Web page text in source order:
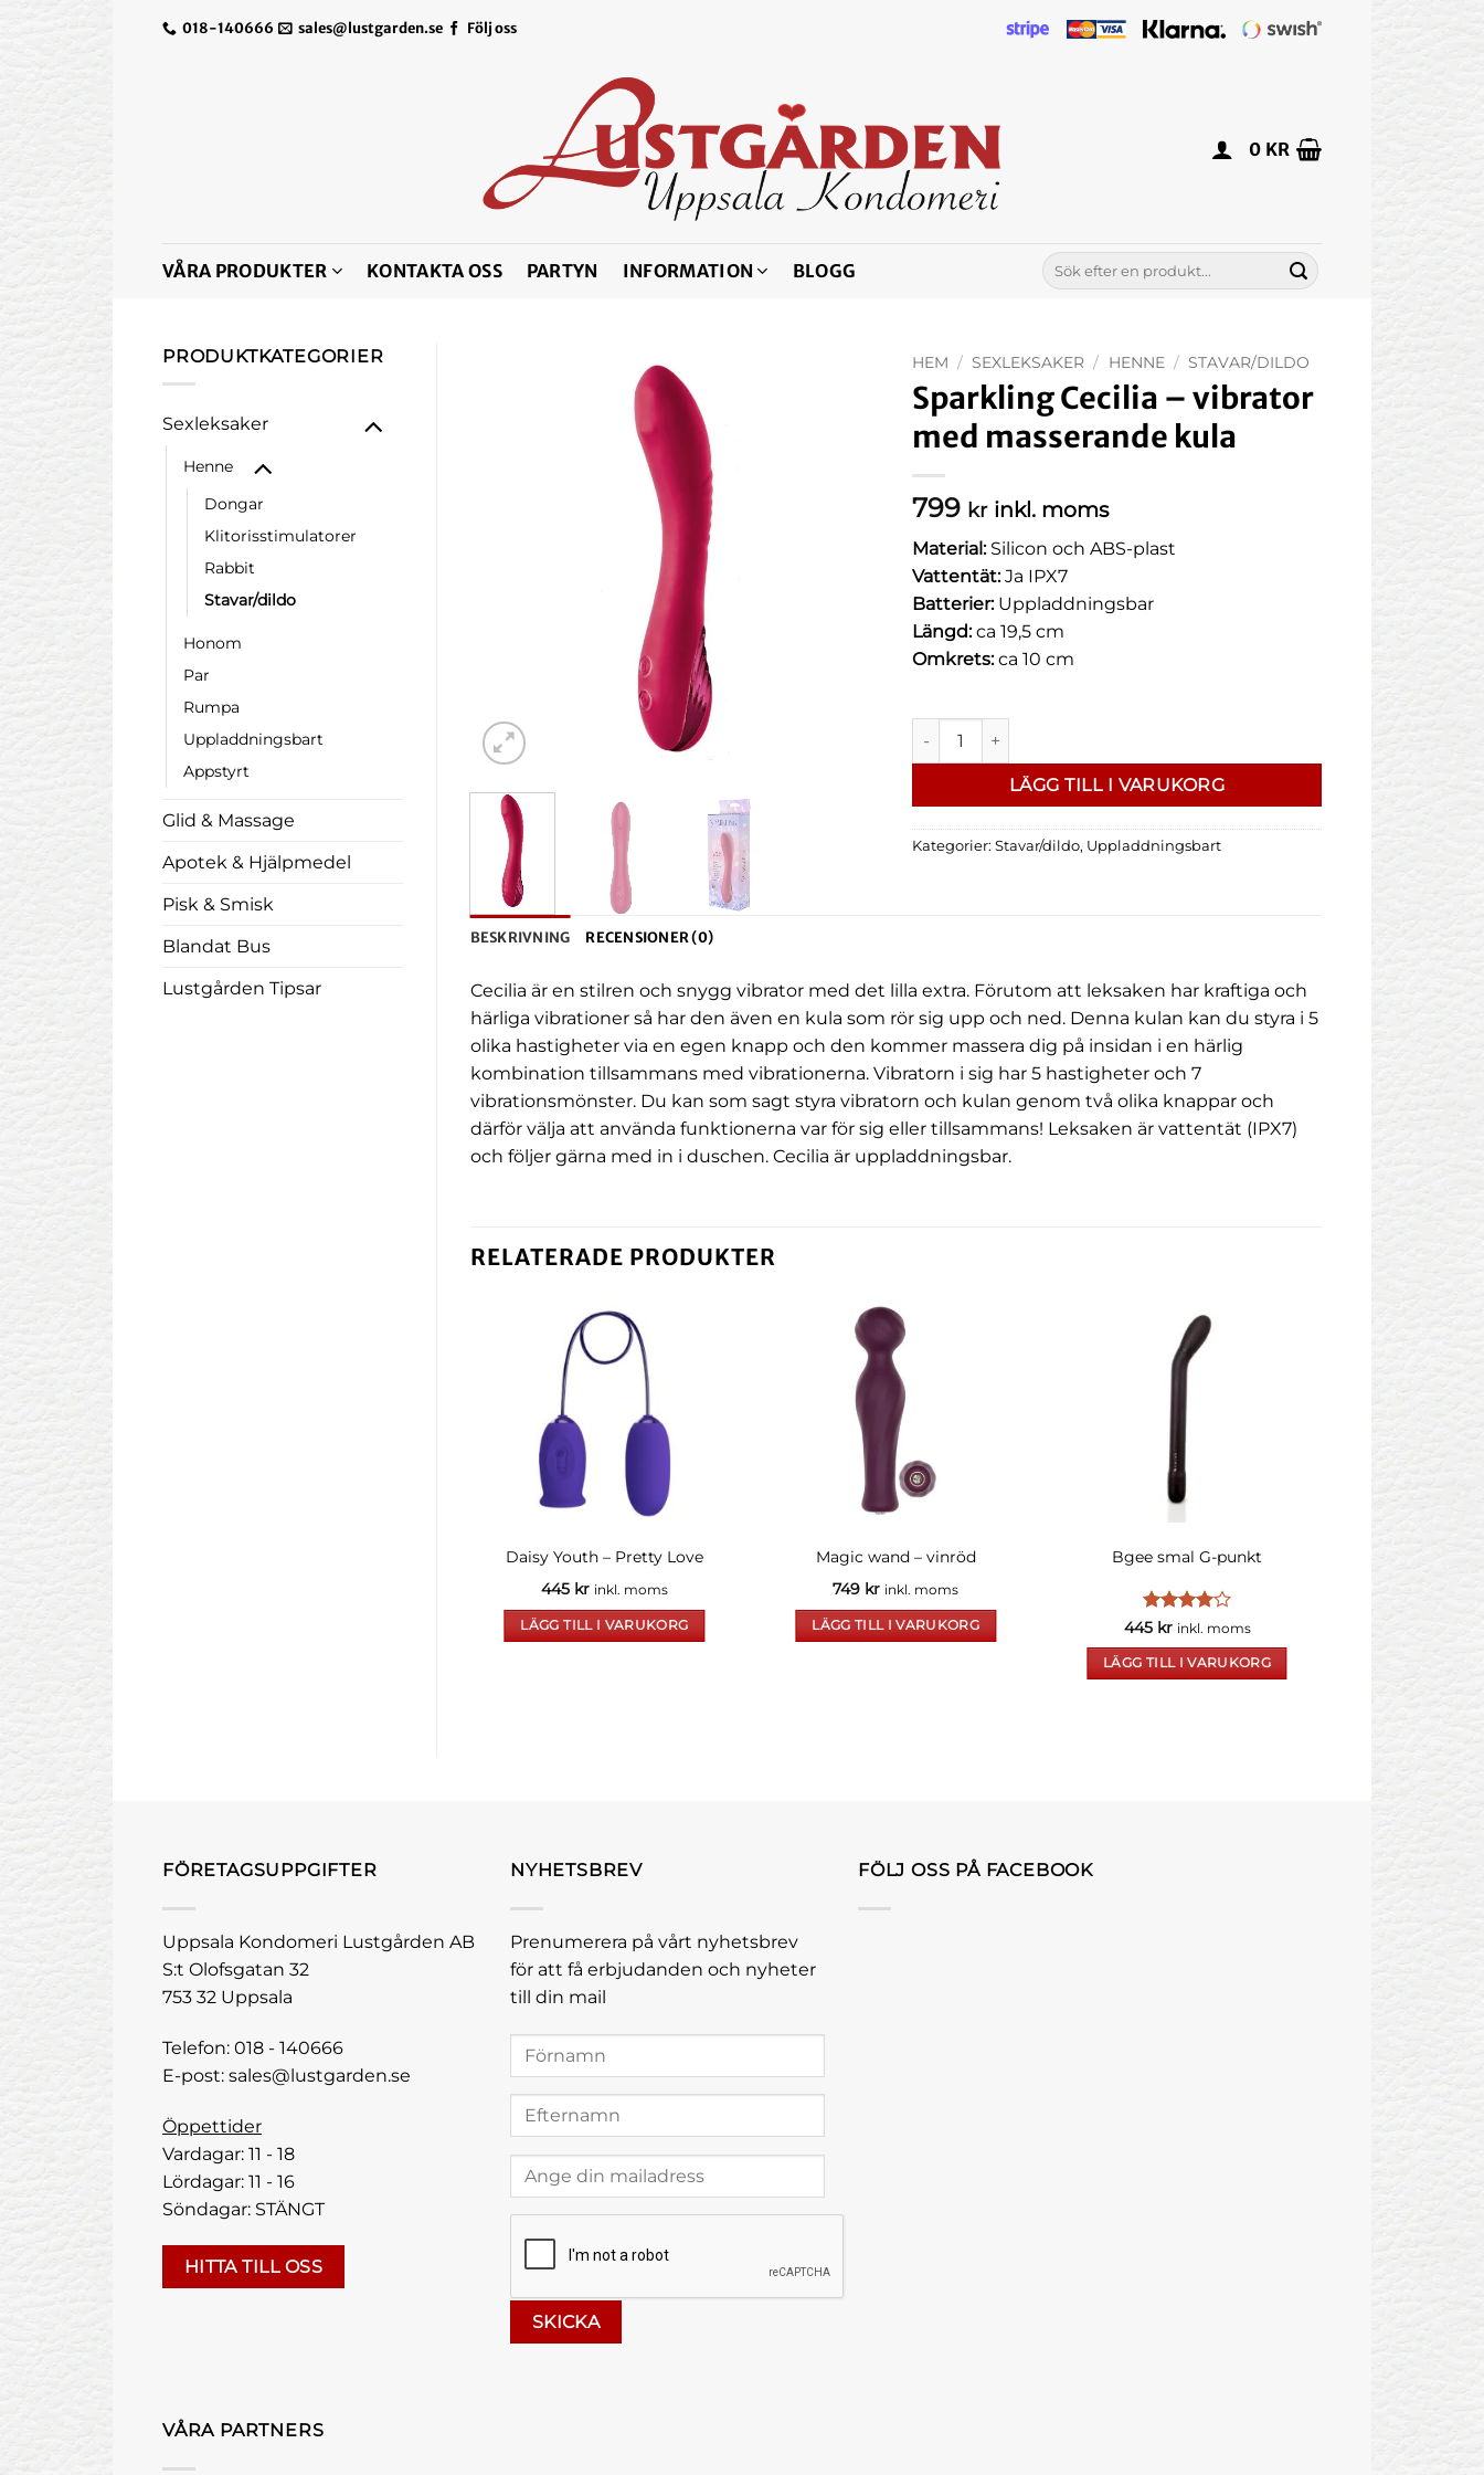
018-140666 sales@lustgarden.se Följ oss
0 KR
VÅRA PRODUKTER KONTAKTA OSS PARTYN INFORMATION BLOGG
Sök
efter:
PRODUKTKATEGORIER
Sexleksaker
Henne
Dongar
Klitorisstimulatorer
Rabbit
Stavar/dildo
Honom
Par
Rumpa
Uppladdningsbart
Appstyrt
Glid & Massage
Apotek & Hjälpmedel
Pisk & Smisk
Blandat Bus
Lustgården Tipsar
HEM / SEXLEKSAKER / HENNE / STAVAR/DILDO
Sparkling Cecilia – vibrator
med masserande kula
799 kr inkl. moms
Material:Silicon och ABS-plast
Vattentät:Ja IPX7
Batterier: Uppladdningsbar
Längd:ca 19,5 cm
Omkrets:ca 10 cm
Sparkling Cecilia - vibrator med masserande kula mängd
LÄGG TILL I VARUKORG
Kategorier:Stavar/dildo, Uppladdningsbart
BESKRIVNING RECENSIONER (0)
Cecilia är en stilren och snygg vibrator med det lilla extra. Förutom att leksaken har kraftiga och
härliga vibrationer så har den även en kula som rör sig upp och ned. Denna kulan kan du styra i 5
olika hastigheter via en egen knapp och den kommer massera dig på insidan i en härlig
kombination tillsammans med vibrationerna. Vibratorn i sig har 5 hastigheter och 7
vibrationsmönster. Du kan som sagt styra vibratorn och kulan genom två olika knappar och
därför välja att använda funktionerna var för sig eller tillsammans! Leksaken är vattentät (IPX7)
och följer gärna med in i duschen. Cecilia är uppladdningsbar.
RELATERADE PRODUKTER
Daisy Youth – Pretty Love
445 kr inkl. moms
LÄGG TILL I VARUKORG
Magic wand – vinröd
749 kr inkl. moms
LÄGG TILL I VARUKORG
Bgee smal G-punkt
Betygsatt
445 kr inkl. moms
LÄGG TILL I VARUKORG
FÖRETAGSUPPGIFTER
Uppsala Kondomeri Lustgården AB
S:t Olofsgatan 32
753 32 Uppsala
Telefon: 018 - 140666
E-post: sales@lustgarden.se
Öppettider
Vardagar: 11 - 18
Lördagar: 11 - 16
Söndagar: STÄNGT
HITTA TILL OSS
NYHETSBREV
Prenumerera på vårt nyhetsbrev
för att få erbjudanden och nyheter
till din mail
VÅRA PARTNERS
FÖLJ OSS PÅ FACEBOOK